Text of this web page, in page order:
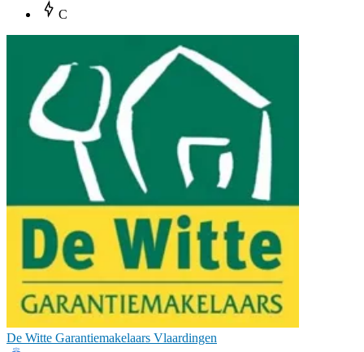
C
De Witte Garantiemakelaars Vlaardingen